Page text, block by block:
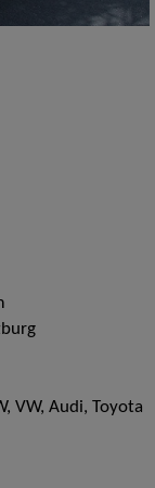
VW, Audi, Toyota